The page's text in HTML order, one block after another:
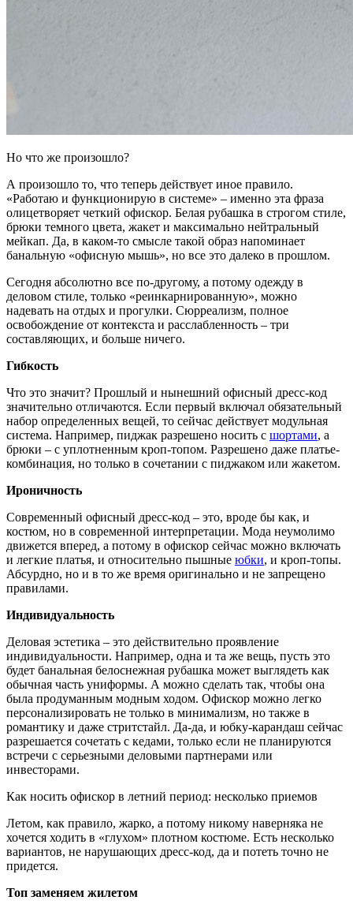
Но что же произошло?
А произошло то, что теперь действует иное правило.
«Работаю и функционирую в системе» – именно эта фраза
олицетворяет четкий офискор. Белая рубашка в строгом стиле,
брюки темного цвета, жакет и максимально нейтральный
мейкап. Да, в каком-то смысле такой образ напоминает
банальную «офисную мышь», но все это далеко в прошлом.
Сегодня абсолютно все по-другому, а потому одежду в
деловом стиле, только «реинкарнированную», можно
надевать на отдых и прогулки. Сюрреализм, полное
освобождение от контекста и расслабленность – три
составляющих, и больше ничего.
Гибкость
Что это значит? Прошлый и нынешний офисный дресс-код
значительно отличаются. Если первый включал обязательный
набор определенных вещей, то сейчас действует модульная
система. Например, пиджак разрешено носить с шортами, а
брюки – с уплотненным кроп-топом. Разрешено даже платье-
комбинация, но только в сочетании с пиджаком или жакетом.
Ироничность
Современный офисный дресс-код – это, вроде бы как, и
костюм, но в современной интерпретации. Мода неумолимо
движется вперед, а потому в офискор сейчас можно включать
и легкие платья, и относительно пышные юбки, и кроп-топы.
Абсурдно, но и в то же время оригинально и не запрещено
правилами.
Индивидуальность
Деловая эстетика – это действительно проявление
индивидуальности. Например, одна и та же вещь, пусть это
будет банальная белоснежная рубашка может выглядеть как
обычная часть униформы. А можно сделать так, чтобы она
была продуманным модным ходом. Офискор можно легко
персонализировать не только в минимализм, но также в
романтику и даже стритстайл. Да-да, и юбку-карандаш сейчас
разрешается сочетать с кедами, только если не планируются
встречи с серьезными деловыми партнерами или
инвесторами.
Как носить офискор в летний период: несколько приемов
Летом, как правило, жарко, а потому никому наверняка не
хочется ходить в «глухом» плотном костюме. Есть несколько
вариантов, не нарушающих дресс-код, да и потеть точно не
придется.
Топ заменяем жилетом